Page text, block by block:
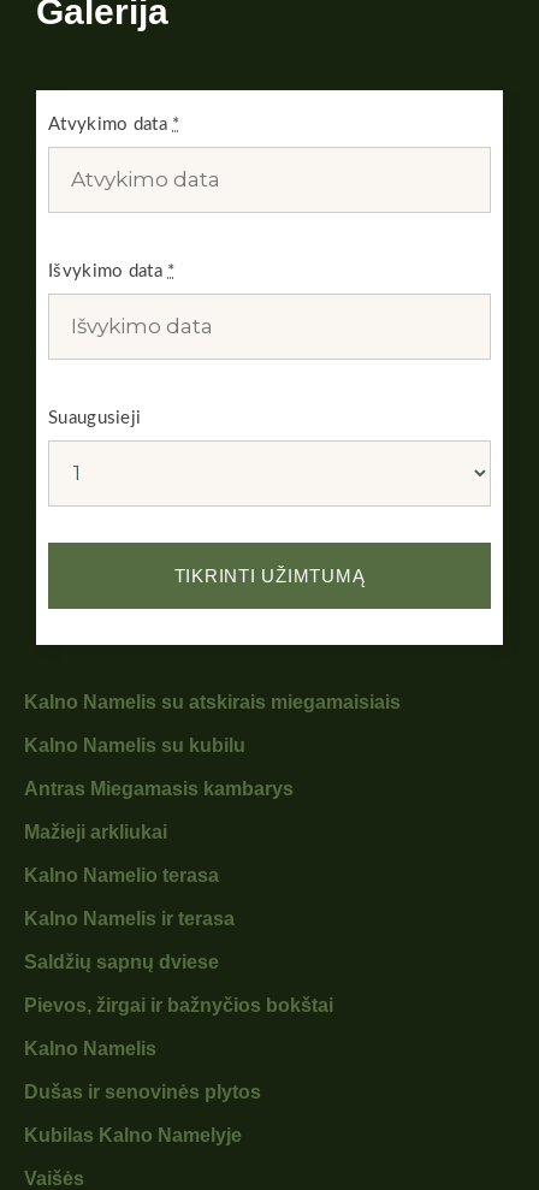
Galerija
Atvykimo data *
Išvykimo data *
Suaugusieji
Kalno Namelis su atskirais miegamaisiais
Kalno Namelis su kubilu
Antras Miegamasis kambarys
Mažieji arkliukai
Kalno Namelio terasa
Kalno Namelis ir terasa
Saldžių sapnų dviese
Pievos, žirgai ir bažnyčios bokštai
Kalno Namelis
Dušas ir senovinės plytos
Kubilas Kalno Namelyje
Vaišės